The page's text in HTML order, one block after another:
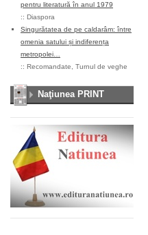
pentru literatură în anul 1979
:: Diaspora
Singurătatea de pe caldarâm: între
omenia satului și indiferența
metropolei…
:: Recomandate Turnul de veghe
Naţiunea PRINT